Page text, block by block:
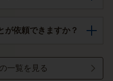
が依頼できますか？
一覧を見る